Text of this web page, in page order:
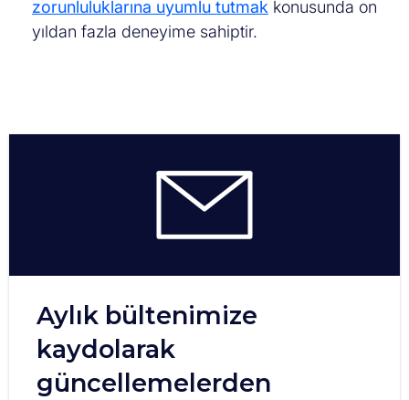
zorunluluklarına uyumlu tutmak konusunda on
yıldan fazla deneyime sahiptir.
Aylık bültenimize
kaydolarak
güncellemelerden